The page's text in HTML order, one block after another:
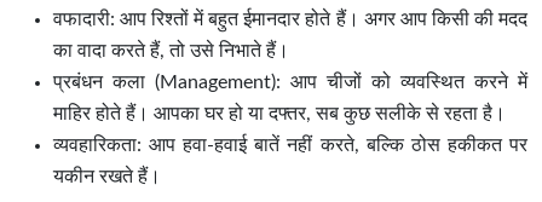
वफादारी: आप रिश्तों में बहुत ईमानदार होते हैं। अगर आप किसी की मदद
का वादा करते हैं, तो उसे निभाते हैं।
प्रबंधन कला (Management): आप चीजों को व्यवस्थित करने में
माहिर होते हैं। आपका घर हो या दफ्तर, सब कुछ सलीके से रहता है।
व्यवहारिकता: आप हवा-हवाई बातें नहीं करते, बल्कि ठोस हकीकत पर
यकीन रखते हैं।